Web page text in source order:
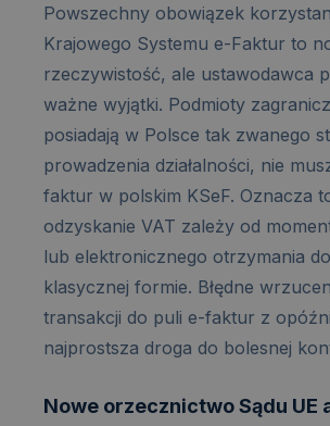
Powszechny obowiązek
Krajowego Systemu e-Faktur to
rzeczywistość, ale ustawodawca
ważne wyjątki. Podmioty
posiadają w Polsce tak zwanego
prowadzenia działalności, nie
faktur w polskim KSeF. Oznacza
odzyskanie VAT zależy od
lub elektronicznego otrzymania
klasycznej formie. Błędne
transakcji do puli e-faktur z
najprostsza droga do bolesnej
Nowe orzecznictwo Sądu UE